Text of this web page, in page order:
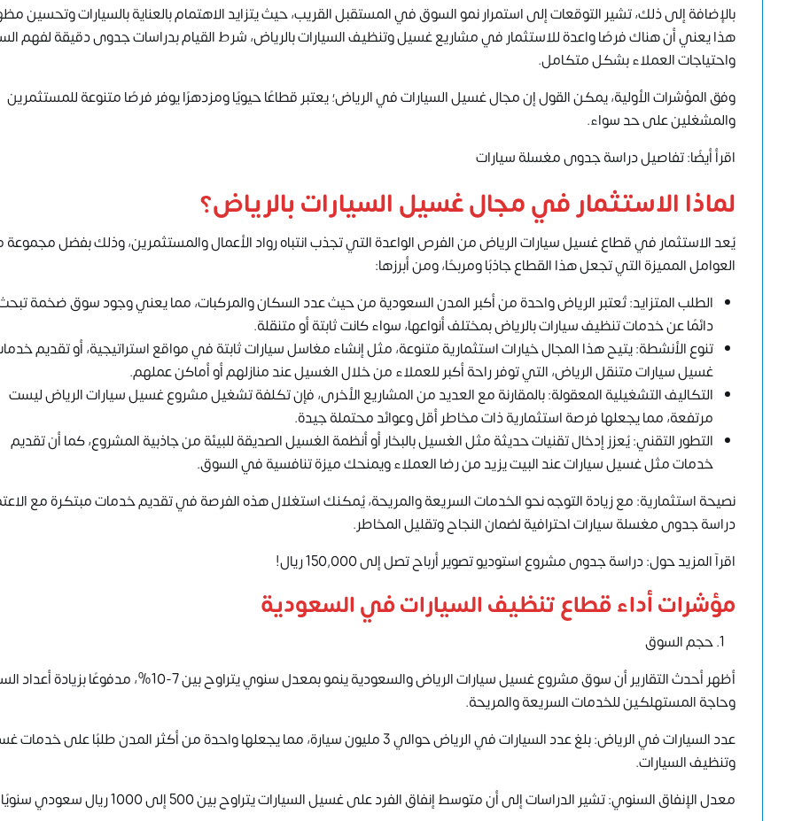
بالإضافة إلى ذلك، تشير التوقعات إلى استمرار نمو السوق في المستقبل القريب، حيث يتزايد الاهتمام بالعناية بالسيارات وتحسين
هذا يعني أن هناك فرصًا واعدة للاستثمار في مشاريع غسيل وتنظيف السيارات بالرياض، شرط القيام بدراسات جدوى دقيقة لفهم
واحتياجات العملاء بشكل متكامل.
وفق المؤشرات الأولية، يمكن القول إن مجال غسيل السيارات في الرياض؛ يعتبر قطاعًا حيويًا ومزدهرًا يوفر فرصًا متنوعة للمستثمرين
والمشغلين على حد سواء.
اقرأ أيضًا: تفاصيل دراسة جدوى مغسلة سيارات
لماذا الاستثمار في مجال غسيل السيارات بالرياض؟
يُعد الاستثمار في قطاع غسيل سيارات الرياض من الفرص الواعدة التي تجذب انتباه رواد الأعمال والمستثمرين، وذلك بفضل
العوامل المميزة التي تجعل هذا القطاع جاذبًا ومربحًا، ومن أبرزها:
الطلب المتزايد: تُعتبر الرياض واحدة من أكبر المدن السعودية من حيث عدد السكان والمركبات، مما يعني وجود سوق ضخمة
دائمًا عن خدمات تنظيف سيارات بالرياض بمختلف أنواعها، سواء كانت ثابتة أو متنقلة.
تنوع الأنشطة: يتيح هذا المجال خيارات استثمارية متنوعة، مثل إنشاء مغاسل سيارات ثابتة في مواقع استراتيجية، أو تقديم
غسيل سيارات متنقل الرياض، التي توفر راحة أكبر للعملاء من خلال الغسيل عند منازلهم أو أماكن عملهم.
التكاليف التشغيلية المعقولة: بالمقارنة مع العديد من المشاريع الأخرى، فإن تكلفة تشغيل مشروع غسيل سيارات الرياض ليست
مرتفعة، مما يجعلها فرصة استثمارية ذات مخاطر أقل وعوائد محتملة جيدة.
التطور التقني: يُعزز إدخال تقنيات حديثة مثل الغسيل بالبخار أو أنظمة الغسيل الصديقة للبيئة من جاذبية المشروع، كما أن تقديم
خدمات مثل غسيل سيارات عند البيت يزيد من رضا العملاء ويمنحك ميزة تنافسية في السوق.
نصيحة استثمارية: مع زيادة التوجه نحو الخدمات السريعة والمريحة، يُمكنك استغلال هذه الفرصة في تقديم خدمات مبتكرة مع
دراسة جدوى مغسلة سيارات احترافية لضمان النجاح وتقليل المخاطر.
اقرآ المزيد حول:دراسة جدوى مشروع استوديو تصوير أرباح تصل إلى 150,000 ريال!
مؤشرات أداء قطاع تنظيف السيارات في السعودية
حجم السوق
أظهر أحدث التقارير أن سوق مشروع غسيل سيارات الرياض والسعودية ينمو بمعدل سنوي يتراوح بين 7-10%،
وحاجة المستهلكين للخدمات السريعة والمريحة.
عدد السيارات في الرياض: بلغ عدد السيارات في الرياض حوالي 3 مليون سيارة، مما يجعلها واحدة من أكثر المدن طلبًا على
وتنظيف السيارات.
معدل الإنفاق السنوي: تشير الدراسات إلى أن متوسط إنفاق الفرد على غسيل السيارات يتراوح بين 500 إلى 1000 ريال سعودي سنويًا.